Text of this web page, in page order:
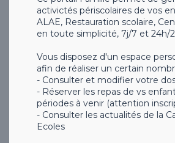
activictés périscolaires de vos
ALAE, Restauration scolaire,
en toute simplicité, 7j/7 et 24h/
Vous disposez d'un espace
afin de réaliser un certain
- Consulter et modifier votre
- Réserver les repas de vs
périodes à venir (attention
- Consulter les actualités de la
Ecoles